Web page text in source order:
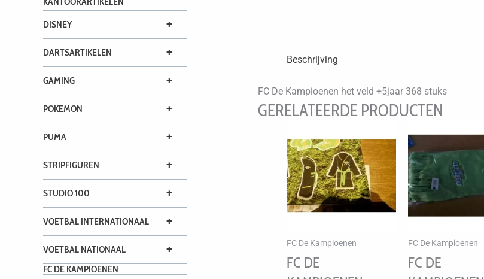
DISNEY +
DARTSARTIKELEN +
GAMING +
POKEMON +
PUMA +
STRIPFIGUREN +
STUDIO 100 +
VOETBAL INTERNATIONAAL +
VOETBAL NATIONAAL
+
FC DE KAMPIOENEN
Beschrijving
FC De Kampioenen het veld +5jaar 368 stuks
GERELATEERDE PRODUCTEN
FC De Kampioenen
FC DE
FC De Kampioenen
FC DE